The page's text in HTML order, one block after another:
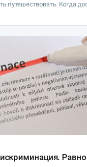
путешествовать. Когда